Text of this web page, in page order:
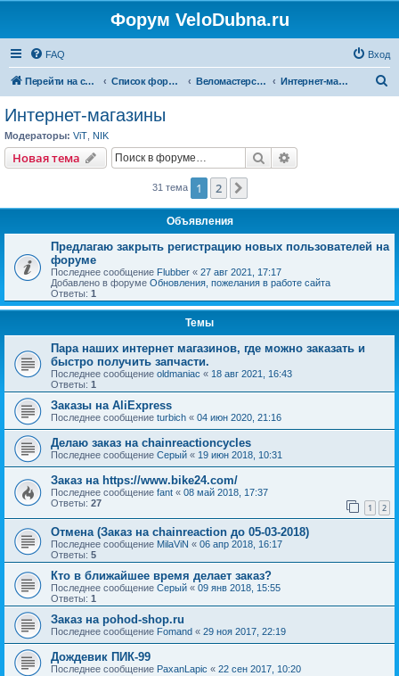
Форум VeloDubna.ru
FAQ Вход
Перейти на сайт Список форумов Веломастерская Интернет-магазины
Интернет-магазины
Модераторы: ViT NIK
Новая тема Поиск
31 тема 1 2
Объявления
Предлагаю закрыть регистрацию новых пользователей на
форуме
Последнее сообщение Flubber « 27 авг 2021, 17:17
Добавлено в форуме Обновления, пожелания в работе сайта
Ответы: 1
Темы
Пара наших интернет магазинов, где можно заказать и
быстро получить запчасти.
Последнее сообщение oldmaniac « 18 авг 2021, 16:43
Ответы: 1
Заказы на AliExpress
Последнее сообщение turbich « 04 июн 2020, 21:16
Делаю заказ на chainreactioncycles
Последнее сообщение Серый « 19 июн 2018, 10:31
Заказ на https://www.bike24.com/
Последнее сообщение fant « 08 май 2018, 17:37
Ответы: 27 1 2
Отмена (Заказ на chainreaction до 05-03-2018)
Последнее сообщение MilaViN « 06 апр 2018, 16:17
Ответы: 5
Кто в ближайшее время делает заказ?
Последнее сообщение Серый « 09 янв 2018, 15:55
Ответы: 1
Заказ на pohod-shop.ru
Последнее сообщение Fomand « 29 ноя 2017, 22:19
Дождевик ПИК-99
Последнее сообщение PaxanLapic « 22 сен 2017, 10:20